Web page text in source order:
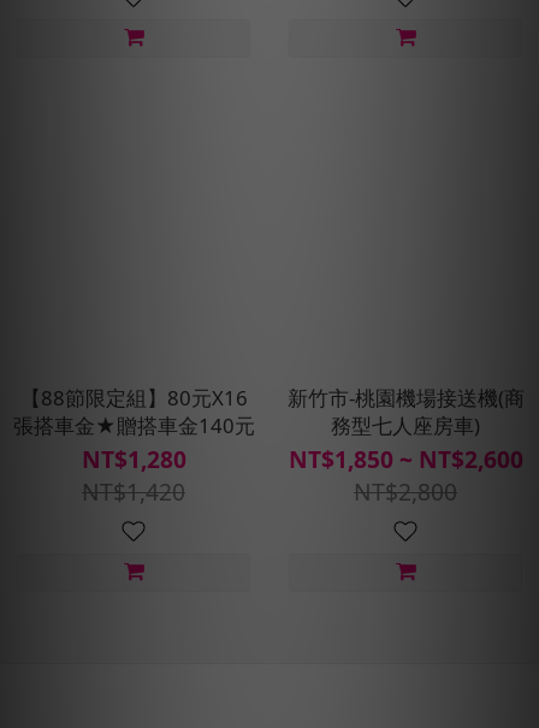
【88節限定組】80元X16
張搭車金★贈搭車金140元
NT$1,280
NT$1,420
新竹市-桃園機場接送機(商
務型七人座房車)
NT$1,850 ~ NT$2,600
NT$2,800